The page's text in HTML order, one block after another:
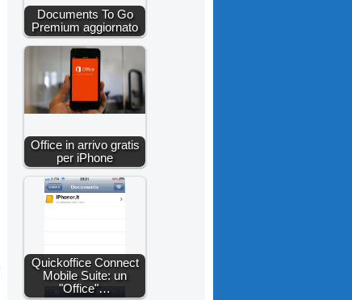
Documents To Go
Premium aggiornato
Office in arrivo gratis
per iPhone
Quickoffice Connect
Mobile Suite: un
"Office"…